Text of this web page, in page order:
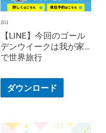
au
【LINE】今回のゴール
デンウイークは我が家
で世界旅行
ダウンロード